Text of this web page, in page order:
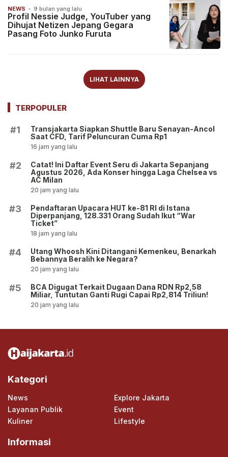
NEWS - 9 bulan yang lalu
Profil Nessie Judge, YouTuber yang
Dihujat Netizen Jepang Gegara
Pasang Foto Junko Furuta
LIHAT LAINNYA
TERPOPULER
#1
Transjakarta Siapkan Shuttle Baru Senayan-Ancol
Saat CFD, Tarif Peluncuran Cuma Rp1
16 jam yang lalu
#2
Catat! Ini Daftar Event Seru di Jakarta Sepanjang
Agustus 2026, Ada Konser hingga Laga Chelsea vs
AC Milan
20 jam yang lalu
#3
Pendaftaran Upacara HUT ke-81 RI di Istana
Diperpanjang, 128.331 Orang Sudah Ikut “War
Ticket”
18 jam yang lalu
#4
Utang Whoosh Kini Ditangani Kemenkeu, Benarkah
Bebannya Beralih ke Negara?
20 jam yang lalu
#5
BCA Digugat Terkait Dugaan Dana RDN Rp2,58
Miliar, Tuntutan Ganti Rugi Capai Rp2,814 Triliun!
20 jam yang lalu
Kategori
News
Explore Jakarta
Layanan Publik
Event
Kuliner
Lifestyle
Informasi